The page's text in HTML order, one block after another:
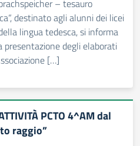
– tesauro
destinato agli alunni dei licei
lingua tedesca, si informa
degli elaborati
[…]
PCTO 4^AM dal
raggio”